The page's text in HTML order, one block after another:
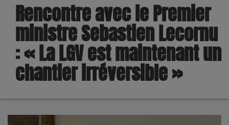
Rencontre avec le Premier
ministre Sebastien Lecornu
: « La LGV est maintenant un
chantier irréversible »